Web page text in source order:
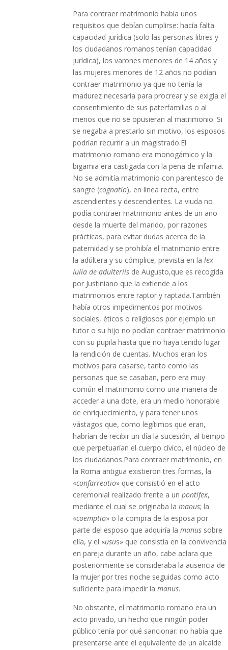
Para contraer matrimonio había unos
requisitos que debían cumplirse: hacía falta
capacidad jurídica (solo las personas libres y
los ciudadanos romanos tenían capacidad
jurídica), los varones menores de 14 años y
las mujeres menores de 12 años no podían
contraer matrimonio ya que no tenía la
madurez necesaria para procrear y se exigía el
consentimiento de sus paterfamilias o al
menos que no se opusieran al matrimonio. Si
se negaba a prestarlo sin motivo, los esposos
podrían recurrir a un magistrado.El
matrimonio romano era monogámico y la
bigamia era castigada con la pena de infamia.
No se admitía matrimonio con parentesco de
sangre (cognatio), en línea recta, entre
ascendientes y descendientes. La viuda no
podía contraer matrimonio antes de un año
desde la muerte del marido, por razones
prácticas, para evitar dudas acerca de la
paternidad y se prohibía el matrimonio entre
la adúltera y su cómplice, prevista en lalex
Iulia de adulteriis de Augusto,que es recogida
por Justiniano que la extiende a los
matrimonios entre raptor y raptada.También
había otros impedimentos por motivos
sociales, éticos o religiosos por ejemplo un
tutor o su hijo no podían contraer matrimonio
con su pupila hasta que no haya tenido lugar
la rendición de cuentas. Muchos eran los
motivos para casarse, tanto como las
personas que se casaban, pero era muy
común el matrimonio como una manera de
acceder a una dote, era un medio honorable
de enriquecimiento, y para tener unos
vástagos que, como legítimos que eran,
habrían de recibir un día la sucesión, al tiempo
que perpetuarían el cuerpo cívico, el núcleo de
los ciudadanos.Para contraer matrimonio, en
la Roma antigua existieron tres formas, la
«confarreatio» que consistió en el acto
ceremonial realizado frente a unpontifex,
mediante el cual se originaba lamanus; la
«coemptio» o la compra de la esposa por
parte del esposo que adquiría lamanus sobre
ella, y el «usus» que consistía en la convivencia
en pareja durante un año, cabe aclara que
posteriormente se consideraba la ausencia de
la mujer por tres noche seguidas como acto
suficiente para impedir lamanus.
No obstante, el matrimonio romano era un
acto privado, un hecho que ningún poder
público tenía por qué sancionar: no había que
presentarse ante el equivalente de un alcalde